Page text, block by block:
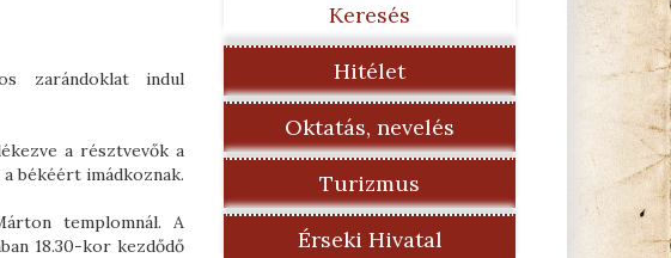
zarándoklat indul
a résztvevők a
békéért imádkoznak.
templomnál. A
18.30-kor kezdődő
Keresés
Hitélet
Oktatás, nevelés
Turizmus
Érseki Hivatal